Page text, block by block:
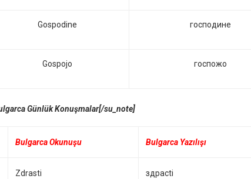
Gospodine господине
Gospojo госпожо
Günlük Konuşmalar[/su_note]
Bulgarca Okunuşu Bulgarca Yazılışı
Zdrasti здраcti